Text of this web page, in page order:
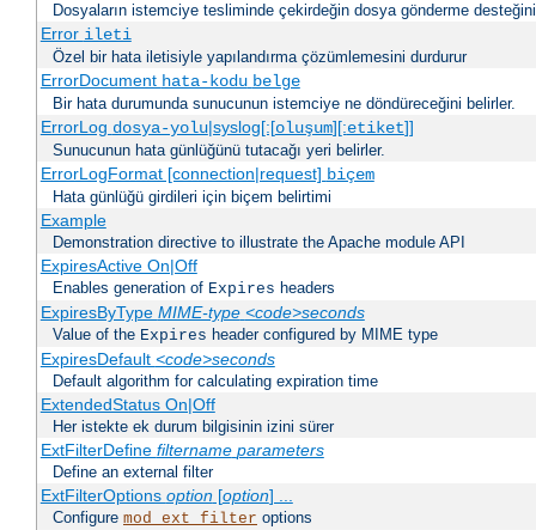
Dosyaların istemciye tesliminde çekirdeğin dosya gönderme
Error ileti
Özel bir hata iletisiyle yapılandırma çözümlemesini durdurur
ErrorDocument hata-kodu belge
Bir hata durumunda sunucunun istemciye ne döndüreceğini belirler.
ErrorLog dosya-yolu|syslog[:[oluşum][:etiket]]
Sunucunun hata günlüğünü tutacağı yeri belirler.
ErrorLogFormat [connection|request] biçem
Hata günlüğü girdileri için biçem belirtimi
Example
Demonstration directive to illustrate the Apache module API
ExpiresActive On|Off
Enables generation of Expires headers
ExpiresByType MIME-type <code>seconds
Value of the Expires header configured by MIME type
ExpiresDefault <code>seconds
Default algorithm for calculating expiration time
ExtendedStatus On|Off
Her istekte ek durum bilgisinin izini sürer
ExtFilterDefine filtername parameters
Define an external filter
ExtFilterOptions option[option] ...
Configure mod_ext_filter options